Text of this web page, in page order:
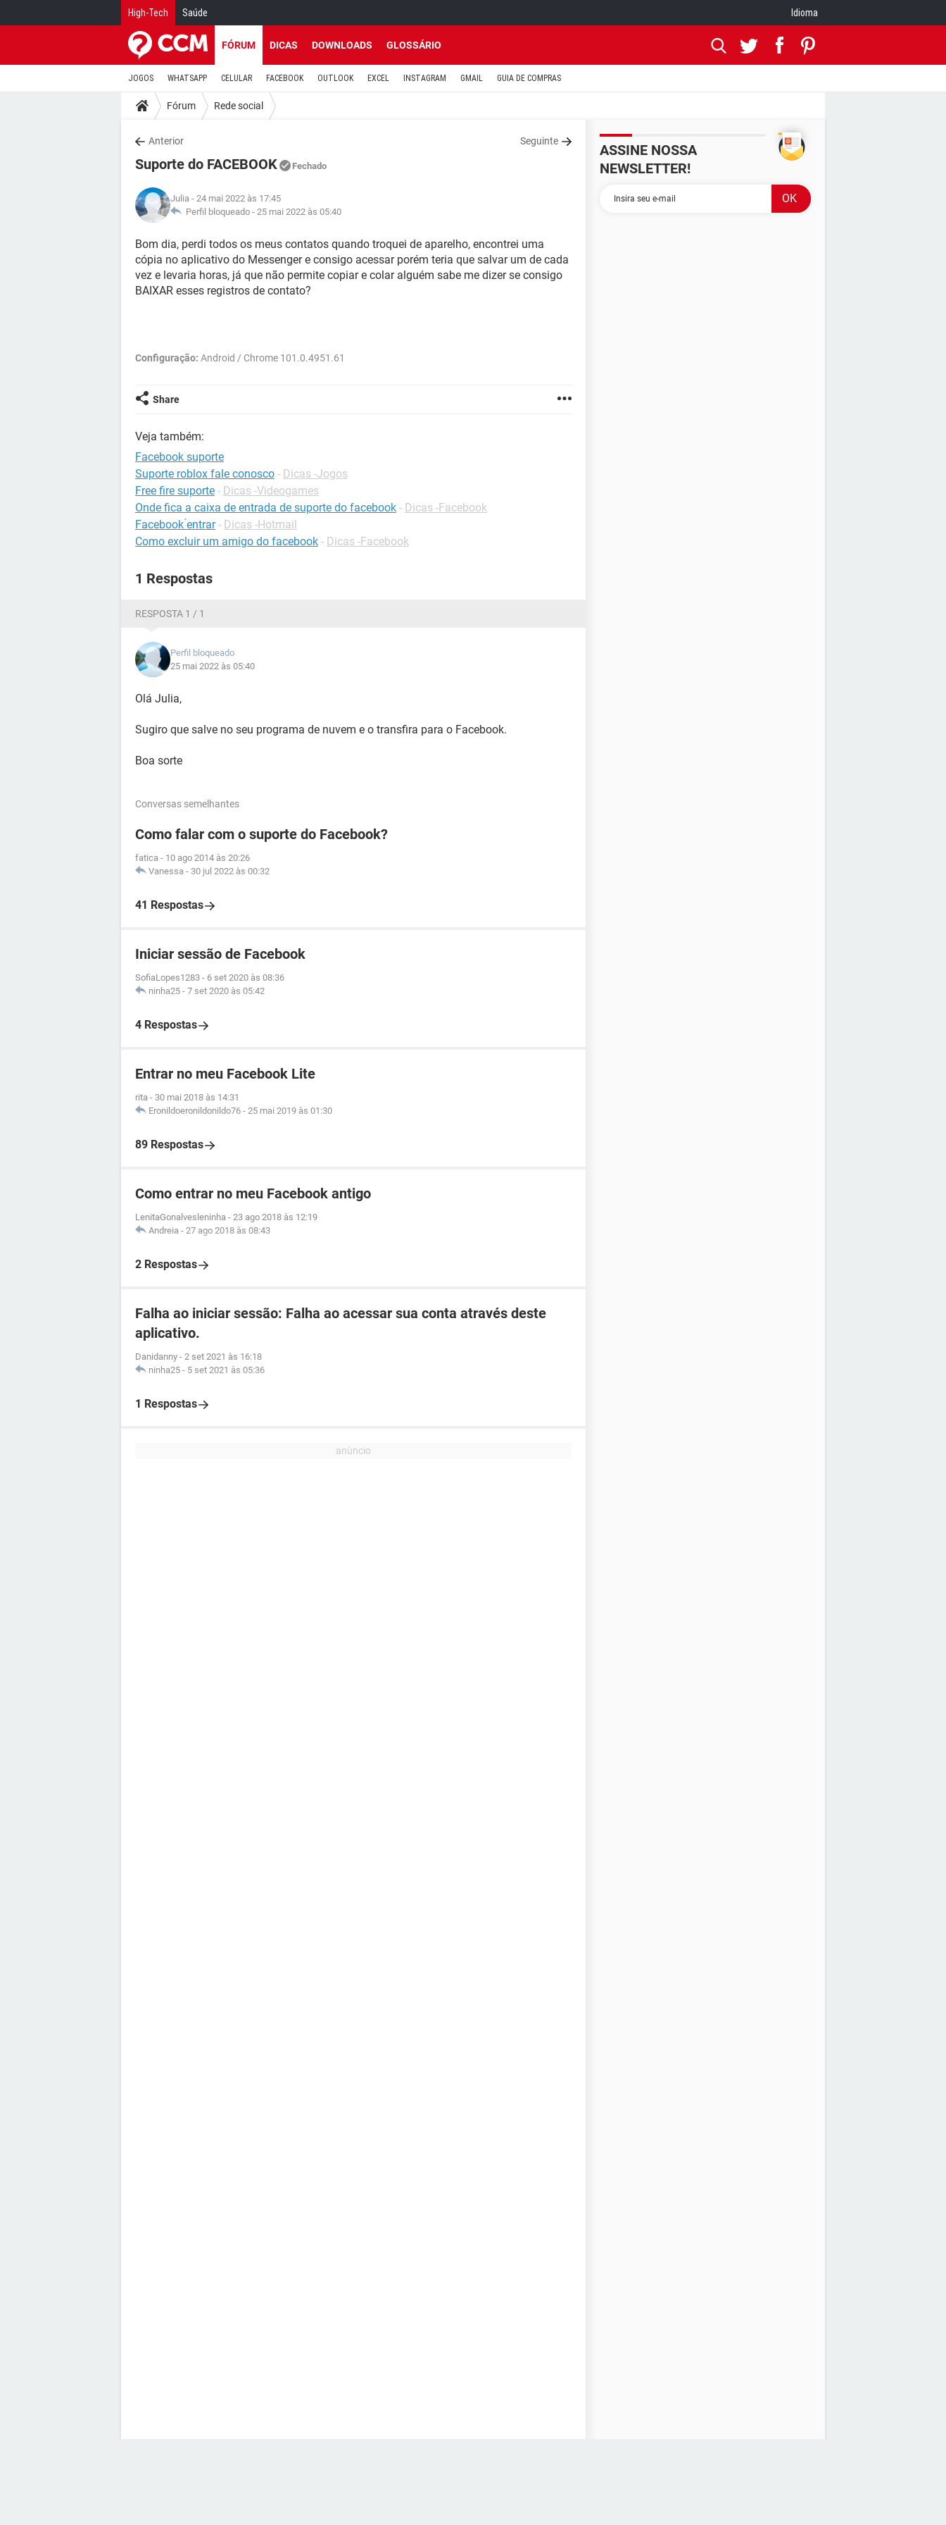
High-Tech Saúde Idioma
FÓRUM DICAS DOWNLOADS GLOSSÁRIO
JOGOS WHATSAPP CELULAR FACEBOOK OUTLOOK EXCEL INSTAGRAM GMAIL GUIA DE COMPRAS
Fórum Rede social
Anterior Seguinte
Suporte do FACEBOOK Fechado
Julia - 24 mai 2022 às 17:45
Perfil bloqueado - 25 mai 2022 às 05:40
Bom dia, perdi todos os meus contatos quando troquei de aparelho, encontrei uma
cópia no aplicativo do Messenger e consigo acessar porém teria que salvar um de cada
vez e levaria horas, já que não permite copiar e colar alguém sabe me dizer se consigo
BAIXAR esses registros de contato?
Configuração: Android / Chrome 101.0.4951.61
Share
Veja também:
Facebook suporte
Suporte roblox fale conosco - Dicas -Jogos
Free fire suporte - Dicas -Videogames
Onde fica a caixa de entrada de suporte do facebook - Dicas -Facebook
Facebook ́entrar - Dicas -Hotmail
Como excluir um amigo do facebook - Dicas -Facebook
1 Respostas
RESPOSTA 1 / 1
Perfil bloqueado
25 mai 2022 às 05:40
Olá Julia,
Sugiro que salve no seu programa de nuvem e o transfira para o Facebook.
Boa sorte
Conversas semelhantes
Como falar com o suporte do Facebook?
fatica - 10 ago 2014 às 20:26
Vanessa - 30 jul 2022 às 00:32
41 Respostas
Iniciar sessão de Facebook
SofiaLopes1283 - 6 set 2020 às 08:36
ninha25 - 7 set 2020 às 05:42
4 Respostas
Entrar no meu Facebook Lite
rita - 30 mai 2018 às 14:31
Eronildoeronildonildo76 - 25 mai 2019 às 01:30
89 Respostas
Como entrar no meu Facebook antigo
LenitaGonalvesleninha - 23 ago 2018 às 12:19
Andreia - 27 ago 2018 às 08:43
2 Respostas
Falha ao iniciar sessão: Falha ao acessar sua conta através deste
aplicativo.
Danidanny - 2 set 2021 às 16:18
ninha25 - 5 set 2021 às 05:36
1 Respostas
ASSINE NOSSA
NEWSLETTER!